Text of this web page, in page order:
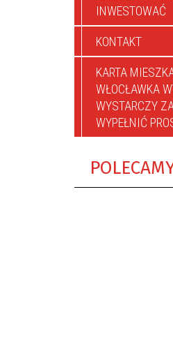
INWESTOWAĆ
KONTAKT
KARTA
WŁOCŁAWKA
WYSTARCZY
WYPEŁNIĆ